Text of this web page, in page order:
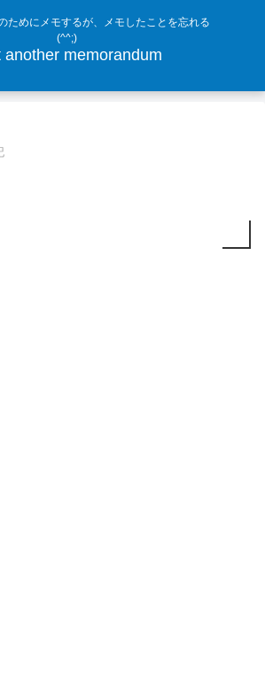
ためにメモするが、メモしたことを忘れる
(^^;)
another memorandum